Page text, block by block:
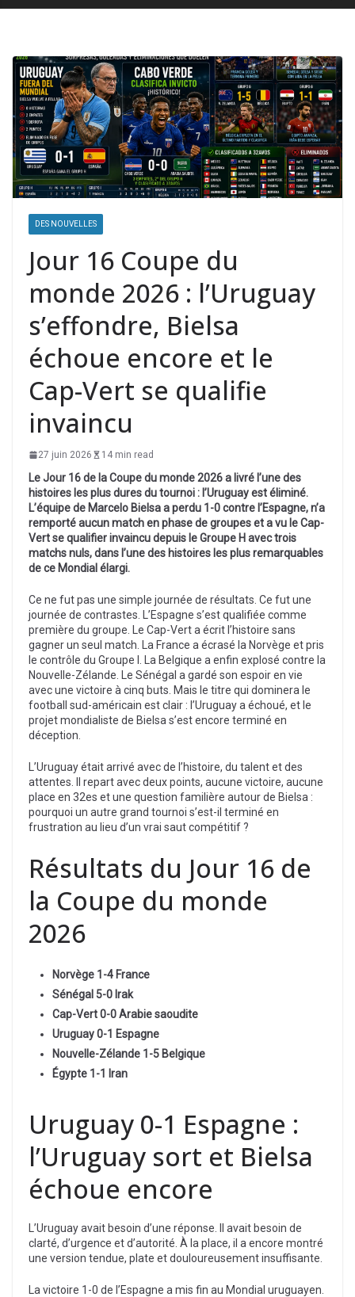
DES NOUVELLES
Jour 16 Coupe du
monde 2026 : l’Uruguay
s’effondre, Bielsa
échoue encore et le
Cap-Vert se qualifie
invaincu
27 juin 2026 14 min read
Le Jour 16 de la Coupe du monde 2026 a livré l’une des
histoires les plus dures du tournoi : l’Uruguay est éliminé.
L’équipe de Marcelo Bielsa a perdu 1-0 contre l’Espagne, n’a
remporté aucun match en phase de groupes et a vu le Cap-
Vert se qualifier invaincu depuis le Groupe H avec trois
matchs nuls, dans l’une des histoires les plus remarquables
de ce Mondial élargi.
Ce ne fut pas une simple journée de résultats. Ce fut une
journée de contrastes. L’Espagne s’est qualifiée comme
première du groupe. Le Cap-Vert a écrit l’histoire sans
gagner un seul match. La France a écrasé la Norvège et pris
le contrôle du Groupe I. La Belgique a enfin explosé contre la
Nouvelle-Zélande. Le Sénégal a gardé son espoir en vie
avec une victoire à cinq buts. Mais le titre qui dominera le
football sud-américain est clair : l’Uruguay a échoué, et le
projet mondialiste de Bielsa s’est encore terminé en
déception.
L’Uruguay était arrivé avec de l’histoire, du talent et des
attentes. Il repart avec deux points, aucune victoire, aucune
place en 32es et une question familière autour de Bielsa :
pourquoi un autre grand tournoi s’est-il terminé en
frustration au lieu d’un vrai saut compétitif ?
Résultats du Jour 16 de
la Coupe du monde
2026
Norvège 1-4 France
Sénégal 5-0 Irak
Cap-Vert 0-0 Arabie saoudite
Uruguay 0-1 Espagne
Nouvelle-Zélande 1-5 Belgique
Égypte 1-1 Iran
Uruguay 0-1 Espagne :
l’Uruguay sort et Bielsa
échoue encore
L’Uruguay avait besoin d’une réponse. Il avait besoin de
clarté, d’urgence et d’autorité. À la place, il a encore montré
une version tendue, plate et douloureusement insuffisante.
La victoire 1-0 de l’Espagne a mis fin au Mondial uruguayen.